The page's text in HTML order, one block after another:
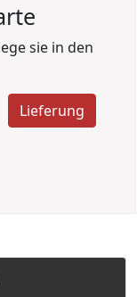
sie in den
Lieferung